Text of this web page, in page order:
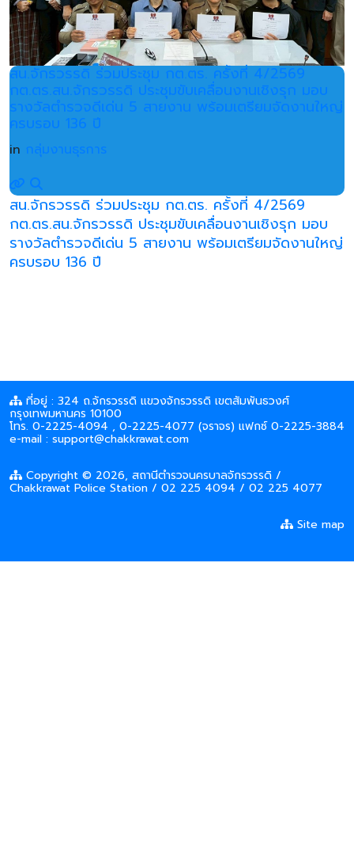
สน.จักรวรรดิ ร่วมประชุม กต.ตร. ครั้งที่ 4/2569
กต.ตร.สน.จักรวรรดิ ประชุมขับเคลื่อนงานเชิงรุก มอบ
รางวัลตำรวจดีเด่น 5 สายงาน พร้อมเตรียมจัดงานใหญ่
ครบรอบ 136 ปี
in กลุ่มงานธุรการ
สน.จักรวรรดิ ร่วมประชุม กต.ตร. ครั้งที่ 4/2569
กต.ตร.สน.จักรวรรดิ ประชุมขับเคลื่อนงานเชิงรุก มอบ
รางวัลตำรวจดีเด่น 5 สายงาน พร้อมเตรียมจัดงานใหญ่
ครบรอบ 136 ปี
ที่อยู่ : 324 ถ.จักรวรรดิ แขวงจักรวรรดิ เขตสัมพันธวงศ์
กรุงเทพมหานคร 10100
โทร. 0-2225-4094 , 0-2225-4077 (จราจร) แฟกซ์ 0-2225-3884
e-mail : support@chakkrawat.com
Copyright © 2026, สถานีตำรวจนครบาลจักรวรรดิ /
Chakkrawat Police Station / 02 225 4094 / 02 225 4077
Site map